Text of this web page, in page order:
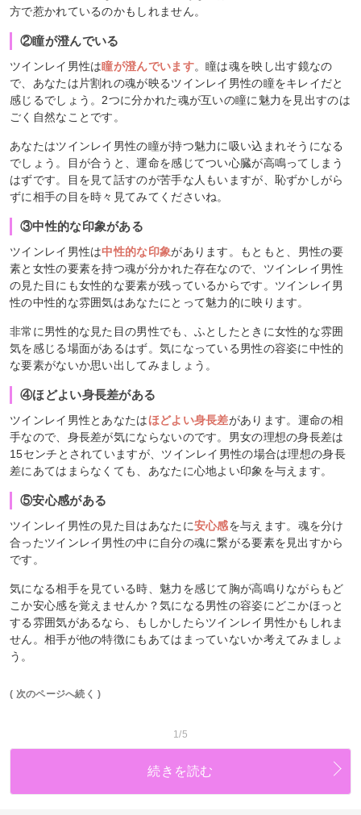
方で惹かれているのかもしれません。
②瞳が澄んでいる
ツインレイ男性は瞳が澄んでいます。瞳は魂を映し出す鏡なの
で、あなたは片割れの魂が映るツインレイ男性の瞳をキレイだと
感じるでしょう。2つに分かれた魂が互いの瞳に魅力を見出すのは
ごく自然なことです。
あなたはツインレイ男性の瞳が持つ魅力に吸い込まれそうになる
でしょう。目が合うと、運命を感じてつい心臓が高鳴ってしまう
はずです。目を見て話すのが苦手な人もいますが、恥ずかしがら
ずに相手の目を時々見てみてくださいね。
③中性的な印象がある
ツインレイ男性は中性的な印象があります。もともと、男性の要
素と女性の要素を持つ魂が分かれた存在なので、ツインレイ男性
の見た目にも女性的な要素が残っているからです。ツインレイ男
性の中性的な雰囲気はあなたにとって魅力的に映ります。
非常に男性的な見た目の男性でも、ふとしたときに女性的な雰囲
気を感じる場面があるはず。気になっている男性の容姿に中性的
な要素がないか思い出してみましょう。
④ほどよい身長差がある
ツインレイ男性とあなたはほどよい身長差があります。運命の相
手なので、身長差が気にならないのです。男女の理想の身長差は
15センチとされていますが、ツインレイ男性の場合は理想の身長
差にあてはまらなくても、あなたに心地よい印象を与えます。
⑤安心感がある
ツインレイ男性の見た目はあなたに安心感を与えます。魂を分け
合ったツインレイ男性の中に自分の魂に繋がる要素を見出すから
です。
気になる相手を見ている時、魅力を感じて胸が高鳴りながらもど
こか安心感を覚えませんか？気になる男性の容姿にどこかほっと
する雰囲気があるなら、もしかしたらツインレイ男性かもしれま
せん。相手が他の特徴にもあてはまっていないか考えてみましょ
う。
( 次のページへ続く )
1/5
続きを読む